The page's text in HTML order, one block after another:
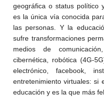
geográfica o status político
es la única vía conocida
las personas. Y la
sufre transformaciones
medios de
cibernética, robótica (4G-
electrónico, facebook,
entretenimiento virtuales: si
educación y es la que más